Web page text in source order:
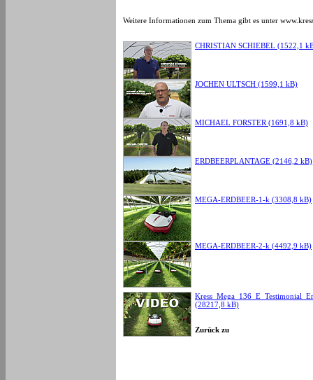
Weitere Informationen zum Thema gibt es unter
CHRISTIAN SCHIEBEL (1522,1
JOCHEN ULTSCH (1599,1 kB)
MICHAEL FORSTER (1691,8 kB)
ERDBEERPLANTAGE (2146,2 kB)
MEGA-ERDBEER-1-k (3308,8 kB)
MEGA-ERDBEER-2-k (4492,9 kB)
(28217,8 kB)
Zurück zu